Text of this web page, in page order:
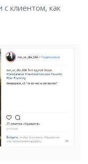
клиентом, как